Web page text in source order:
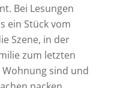
Bei Lesungen
ein Stück vom
Szene, in der
zum letzten
sind und